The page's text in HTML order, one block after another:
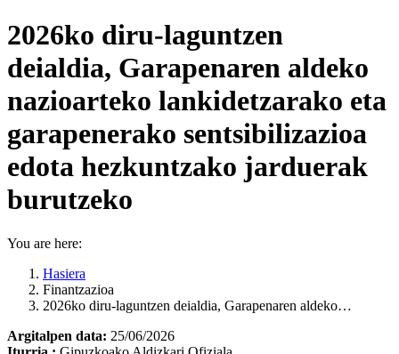
2026ko diru-laguntzen
deialdia, Garapenaren aldeko
nazioarteko lankidetzarako eta
garapenerako sentsibilizazioa
edota hezkuntzako jarduerak
burutzeko
You are here:
Hasiera
Finantzazioa
2026ko diru-laguntzen deialdia, Garapenaren aldeko…
Argitalpen data: 25/06/2026